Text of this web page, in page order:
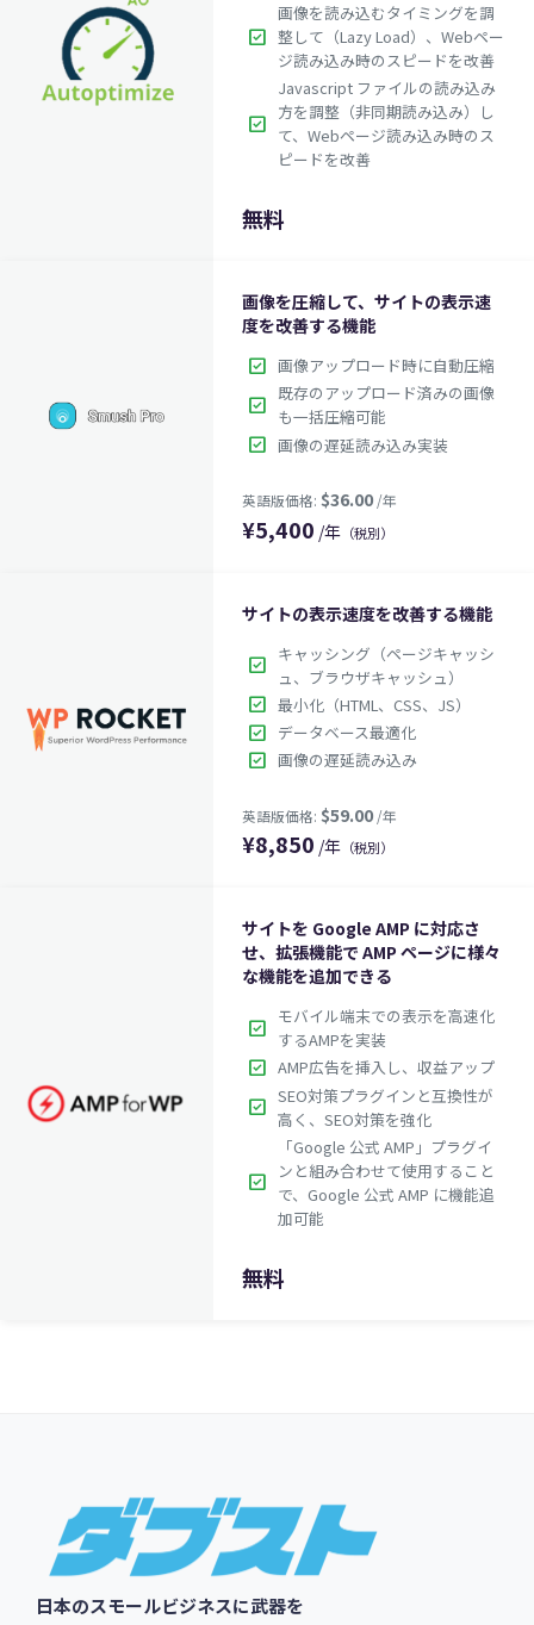
check_box
画像を読み込むタイミングを調
整して（Lazy Load）、Webペー
ジ読み込み時のスピードを改善
check_box
Javascript ファイルの読み込み
方を調整（非同期読み込み）し
て、Webページ読み込み時のス
ピードを改善
無料
画像を圧縮して、サイトの表示速
度を改善する機能
check_box 画像アップロード時に自動圧縮
check_box 既存のアップロード済みの画像
も一括圧縮可能
check_box 画像の遅延読み込み実装
英語版価格:$36.00/年
¥5,400 /年 （税別）
サイトの表示速度を改善する機能
check_box キャッシング（ページキャッシ
ュ、ブラウザキャッシュ）
check_box 最小化（HTML、CSS、JS）
check_box データベース最適化
check_box 画像の遅延読み込み
¥8,850 /年 （税別）
サイトを Google AMP に対応さ
せ、拡張機能で AMP ページに様々
な機能を追加できる
check_box モバイル端末での表示を高速化
するAMPを実装
check_box AMP広告を挿入し、収益アップ
check_box SEO対策プラグインと互換性が
高く、SEO対策を強化
check_box
「Google 公式 AMP」プラグイ
ンと組み合わせて使用すること
で、Google 公式 AMP に機能追
加可能
無料
Footer
日本のスモールビジネスに武器を